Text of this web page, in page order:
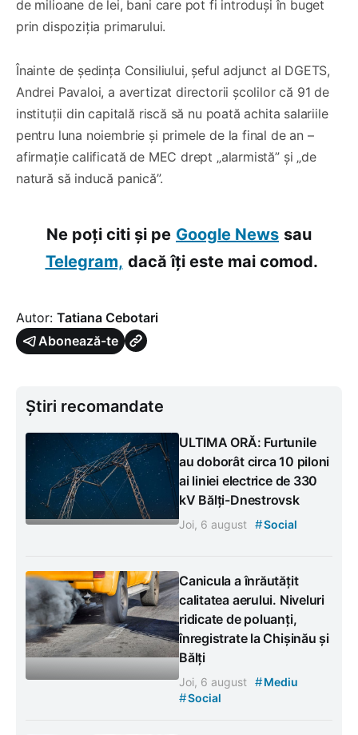
de milioane de lei, bani care pot fi introduși în buget
prin dispoziția primarului.
Înainte de ședința Consiliului, șeful adjunct al DGETS,
Andrei Pavaloi, a avertizat directorii școlilor că 91 de
instituții din capitală riscă să nu poată achita salariile
pentru luna noiembrie și primele de la final de an –
afirmație calificată de MEC drept „alarmistă” și „de
natură să inducă panică”.
Ne poți citi și pe Google News sau
Telegram, dacă îți este mai comod.
Autor: Tatiana Cebotari
Abonează-te
Știri recomandate
ULTIMA ORĂ: Furtunile
au doborât circa 10 piloni
ai liniei electrice de 330
kV Bălți-Dnestrovsk
Joi, 6 august #Social
Canicula a înrăutățit
calitatea aerului. Niveluri
ridicate de poluanți,
înregistrate la Chișinău și
Bălți
Joi, 6 august #Mediu
#Social